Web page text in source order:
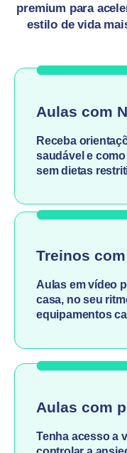
premium para
estilo de vida
Aulas com
Receba
saudável e
sem dietas
Treinos
Aulas em vídeo
casa, no seu
equipamentos
Aulas com
Tenha acesso a